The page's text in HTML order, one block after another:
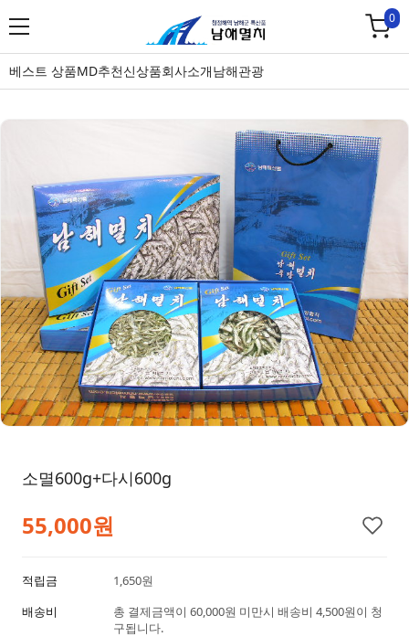
0
베스트 상품MD추천신상품회사소개남해관광
소멸600g+다시600g
55,000원
적립금
1,650원
배송비
총 결제금액이 60,000원 미만시 배송비 4,500원이 청
구됩니다.